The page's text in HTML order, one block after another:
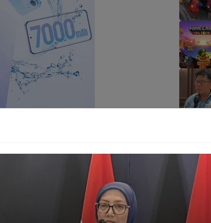
air IP69 Pro. Sistem perlindungan ini
air kelas atas: IP69K, IP69, IP68,